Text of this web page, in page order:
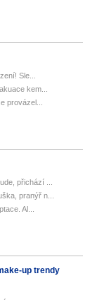
Sle...
kem...
provázel...
přichází ...
pranýř n...
Al...
up trendy